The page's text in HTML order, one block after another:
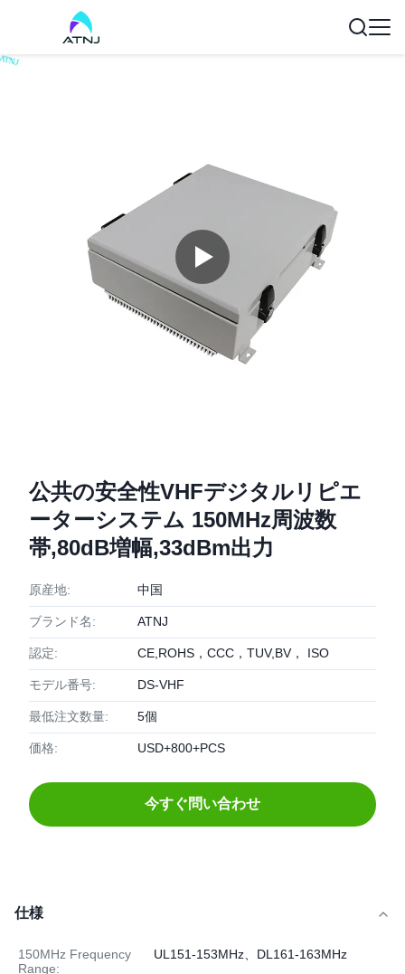
公共の安全性VHFデジタルリピエ
ーターシステム 150MHz周波数
帯,80dB増幅,33dBm出力
原産地: 中国
ブランド名: ATNJ
認定: CE,ROHS，CCC，TUV,BV， ISO
モデル番号: DS-VHF
最低注文数量: 5個
価格: USD+800+PCS
今すぐ問い合わせ
仕様
150MHz Frequency
Range:
UL151-153MHz、DL161-163MHz